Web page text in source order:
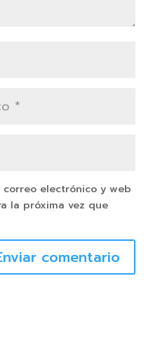
correo electrónico y web
la próxima vez que
comentario